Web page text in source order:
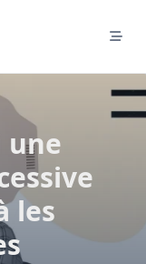
une
les